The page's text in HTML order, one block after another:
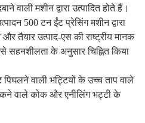
वाली मशीन द्वारा उत्पादित होते हैं।
500 टन ईंट प्रेसिंग मशीन द्वारा
और तैयार उत्पाद-एस की राष्ट्रीय मानक
के अनुसार चिह्नित किया
पिघलने वाली भट्टियों के उच्च ताप वाले
ढंकने वाले कोक और एनीलिंग भट्टी के